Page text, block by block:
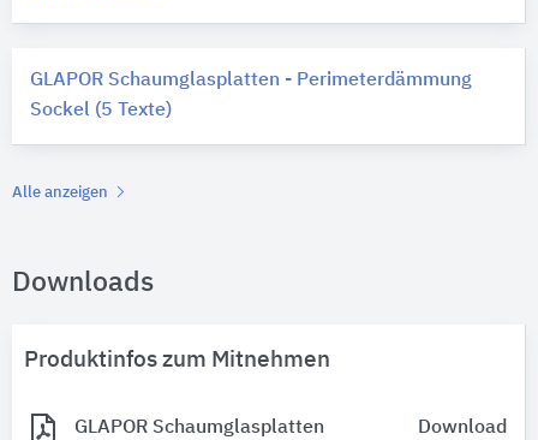
GLAPOR Schaumglasplatten - Perimeterdämmung
Sockel (5 Texte)
Alle anzeigen
Downloads
Produktinfos zum Mitnehmen
GLAPOR Schaumglasplatten Download